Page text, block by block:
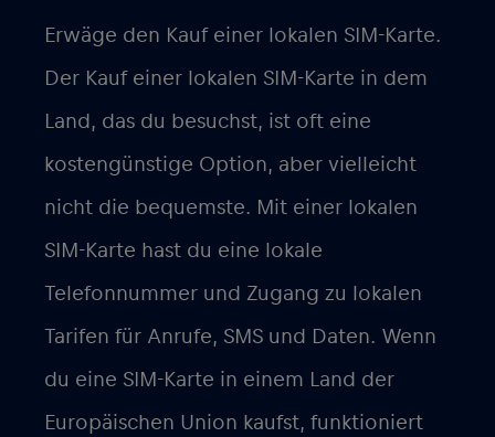
Erwäge den Kauf einer lokalen SIM-Karte.
Der Kauf einer lokalen SIM-Karte in dem
Land, das du besuchst, ist oft eine
kostengünstige Option, aber vielleicht
nicht die bequemste. Mit einer lokalen
SIM-Karte hast du eine lokale
Telefonnummer und Zugang zu lokalen
Tarifen für Anrufe, SMS und Daten. Wenn
du eine SIM-Karte in einem Land der
Europäischen Union kaufst, funktioniert